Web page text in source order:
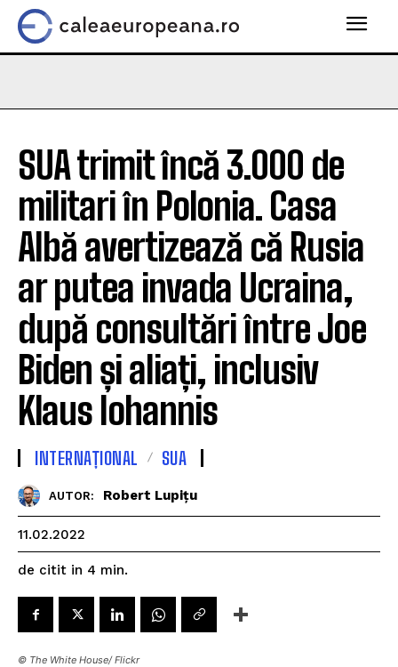
SUA trimit încă 3.000 de
militari în Polonia. Casa
Albă avertizează că Rusia
ar putea invada Ucraina,
după consultări între Joe
Biden și aliați, inclusiv
Klaus Iohannis
INTERNAȚIONAL SUA
AUTOR: Robert Lupițu
11.02.2022
de citit in 4 min.
© The White House/ Flickr